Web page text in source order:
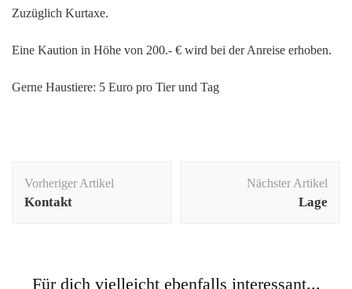
Zuzüglich Kurtaxe.
Eine Kaution in Höhe von 200.- € wird bei der Anreise erhoben.
Gerne Haustiere: 5 Euro pro Tier und Tag
Vorheriger Artikel
Kontakt
Nächster Artikel
Lage
Für dich vielleicht ebenfalls interessant...